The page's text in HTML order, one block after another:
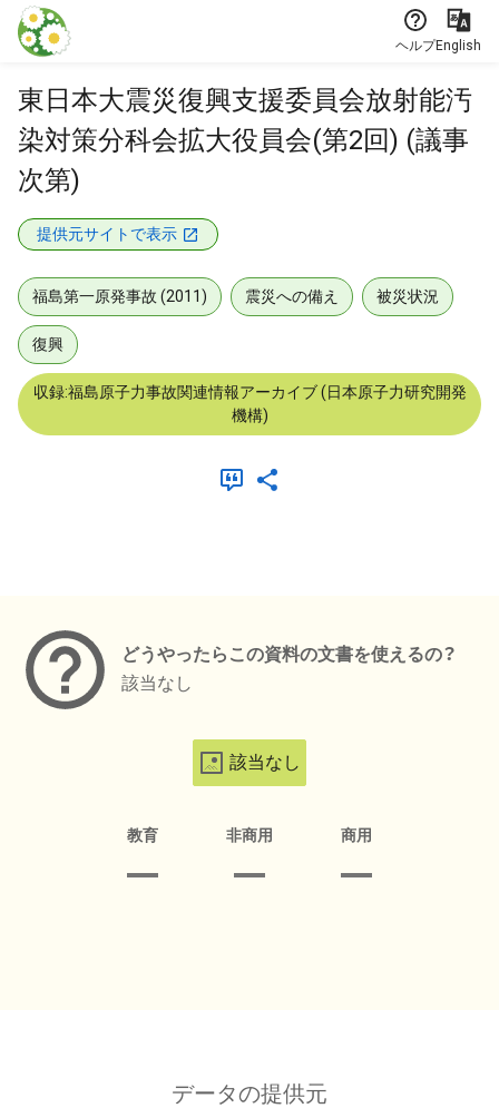
本文に飛ぶ
ヘルプEnglish
東日本大震災復興支援委員会放射能汚
染対策分科会拡大役員会(第2回) (議事
次第)
提供元サイトで表示
福島第一原発事故 (2011) 震災への備え 被災状況
復興
収録:福島原子力事故関連情報アーカイブ (日本原子力研究開発
機構)
どうやったらこの資料の文書を使えるの？
該当なし
該当なし
教育 非商用 商用
データの提供元